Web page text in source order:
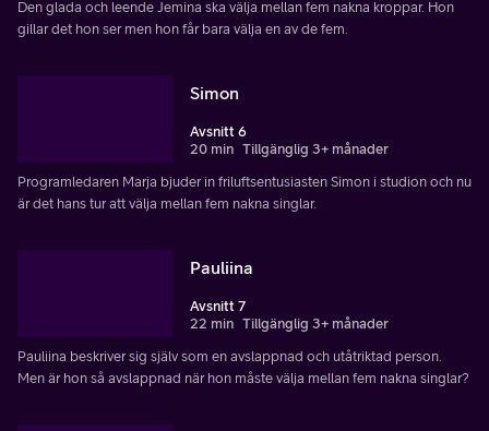
Den glada och leende Jemina ska välja mellan fem nakna kroppar. Hon
gillar det hon ser men hon får bara välja en av de fem.
Simon
Avsnitt 6
20 min Tillgänglig 3+ månader
Programledaren Marja bjuder in friluftsentusiasten Simon i studion och nu
är det hans tur att välja mellan fem nakna singlar.
Pauliina
Avsnitt 7
22 min Tillgänglig 3+ månader
Pauliina beskriver sig själv som en avslappnad och utåtriktad person.
Men är hon så avslappnad när hon måste välja mellan fem nakna singlar?